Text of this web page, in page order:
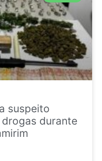
suspeito
durante